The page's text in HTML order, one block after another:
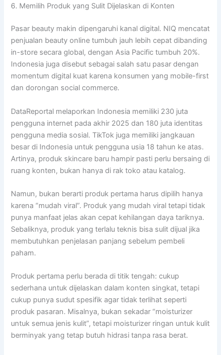
6. Memilih Produk yang Sulit Dijelaskan di Konten
Pasar beauty makin dipengaruhi kanal digital. NIQ mencatat
penjualan beauty online tumbuh jauh lebih cepat dibanding
in-store secara global, dengan Asia Pacific tumbuh 20%.
Indonesia juga disebut sebagai salah satu pasar dengan
momentum digital kuat karena konsumen yang mobile-first
dan dorongan social commerce.
DataReportal melaporkan Indonesia memiliki 230 juta
pengguna internet pada akhir 2025 dan 180 juta identitas
pengguna media sosial. TikTok juga memiliki jangkauan
besar di Indonesia untuk pengguna usia 18 tahun ke atas.
Artinya, produk skincare baru hampir pasti perlu bersaing di
ruang konten, bukan hanya di rak toko atau katalog.
Namun, bukan berarti produk pertama harus dipilih hanya
karena “mudah viral”. Produk yang mudah viral tetapi tidak
punya manfaat jelas akan cepat kehilangan daya tariknya.
Sebaliknya, produk yang terlalu teknis bisa sulit dijual jika
membutuhkan penjelasan panjang sebelum pembeli
paham.
Produk pertama perlu berada di titik tengah: cukup
sederhana untuk dijelaskan dalam konten singkat, tetapi
cukup punya sudut spesifik agar tidak terlihat seperti
produk pasaran. Misalnya, bukan sekadar “moisturizer
untuk semua jenis kulit”, tetapi moisturizer ringan untuk kulit
berminyak yang tetap butuh hidrasi tanpa rasa berat.